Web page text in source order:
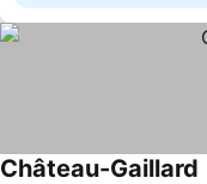
Château-Gaillard